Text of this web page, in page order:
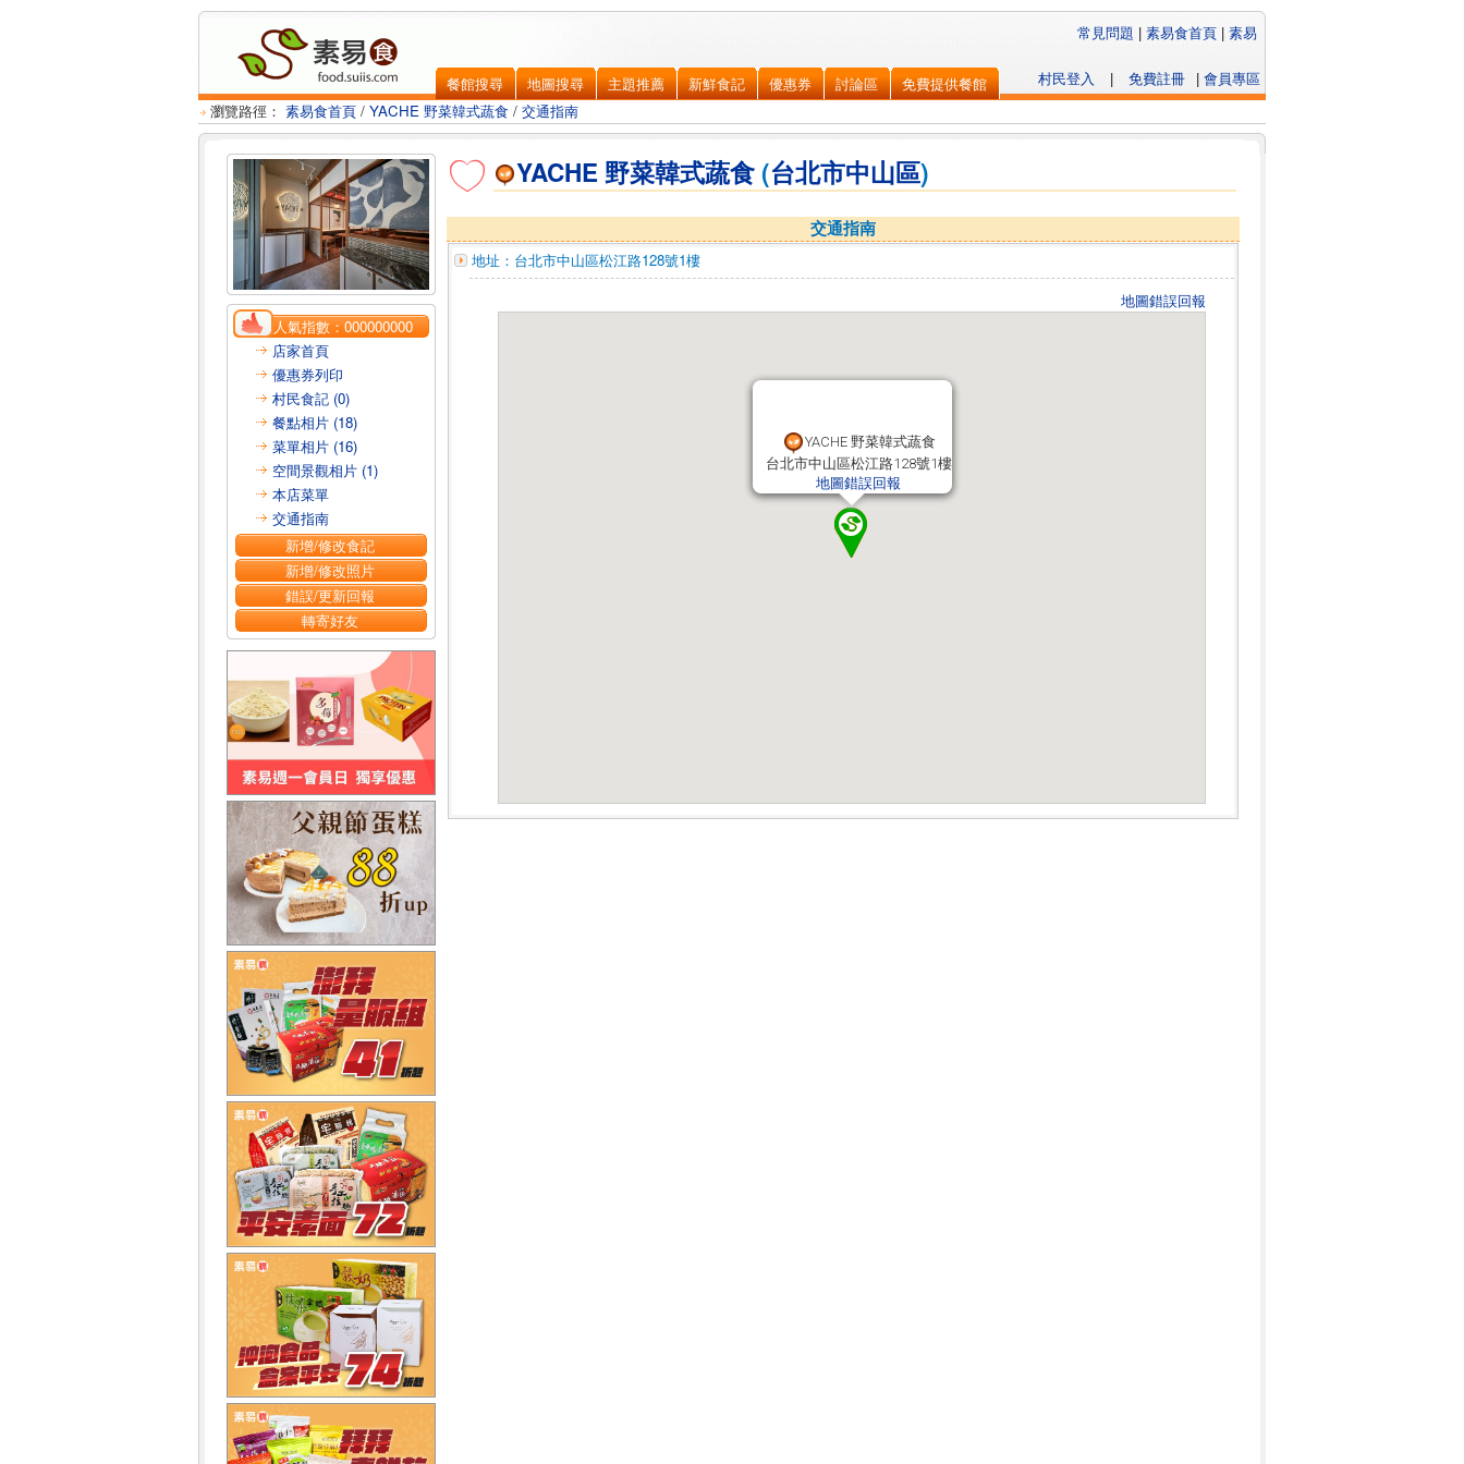
餐館搜尋 地圖搜尋 主題推薦 新鮮食記 優惠券 討論區 免費提供餐館 | 會員專區
免費註冊
|
村民登入
常見問題 | 素易食首頁 | 素易
瀏覽路徑： 素易食首頁 / YACHE 野菜韓式蔬食 / 交通指南
人氣指數：000000000
店家首頁
優惠券列印
村民食記 (0)
餐點相片 (18)
菜單相片 (16)
空間景觀相片 (1)
本店菜單
交通指南
新增/修改食記
新增/修改照片
錯誤/更新回報
轉寄好友
YACHE 野菜韓式蔬食 (台北市中山區)
交通指南
地址： 台北市中山區松江路128號1樓
地圖錯誤回報
YACHE 野菜韓式蔬食
台北市中山區松江路128號1樓
地圖錯誤回報
YACHE 野菜韓式蔬食
台北市中山區松江路128號1樓
地圖錯誤回報